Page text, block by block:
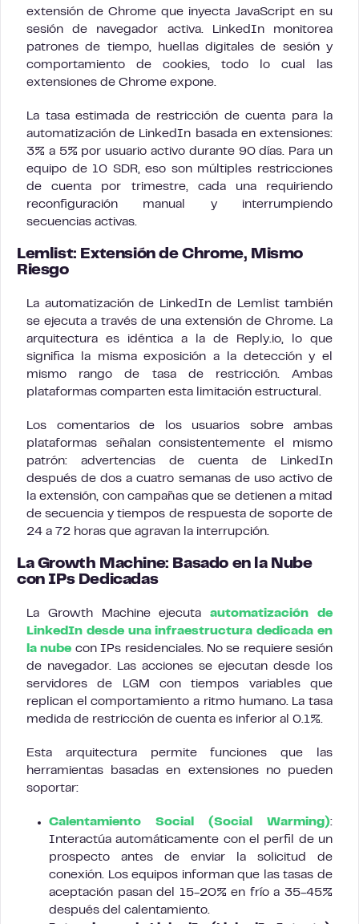
extensión de Chrome que inyecta JavaScript en su
sesión de navegador activa. LinkedIn monitorea
patrones de tiempo, huellas digitales de sesión y
comportamiento de cookies, todo lo cual las
extensiones de Chrome expone.
La tasa estimada de restricción de cuenta para la
automatización de LinkedIn basada en extensiones:
3% a 5% por usuario activo durante 90 días. Para un
equipo de 10 SDR, eso son múltiples restricciones
de cuenta por trimestre, cada una requiriendo
reconfiguración manual y interrumpiendo
secuencias activas.
Lemlist: Extensión de Chrome, Mismo
Riesgo
La automatización de LinkedIn de Lemlist también
se ejecuta a través de una extensión de Chrome. La
arquitectura es idéntica a la de Reply.io, lo que
significa la misma exposición a la detección y el
mismo rango de tasa de restricción. Ambas
plataformas comparten esta limitación estructural.
Los comentarios de los usuarios sobre ambas
plataformas señalan consistentemente el mismo
patrón: advertencias de cuenta de LinkedIn
después de dos a cuatro semanas de uso activo de
la extensión, con campañas que se detienen a mitad
de secuencia y tiempos de respuesta de soporte de
24 a 72 horas que agravan la interrupción.
La Growth Machine: Basado en la Nube
con IPs Dedicadas
La Growth Machine ejecutaautomatización de
LinkedIn desde una infraestructura dedicada en
la nube con IPs residenciales. No se requiere sesión
de navegador. Las acciones se ejecutan desde los
servidores de LGM con tiempos variables que
replican el comportamiento a ritmo humano. La tasa
medida de restricción de cuenta es inferior al 0.1%.
Esta arquitectura permite funciones que las
herramientas basadas en extensiones no pueden
soportar:
Calentamiento Social (Social Warming):
Interactúa automáticamente con el perfil de un
prospecto antes de enviar la solicitud de
conexión. Los equipos informan que las tasas de
aceptación pasan del 15-20% en frío a 35-45%
después del calentamiento.